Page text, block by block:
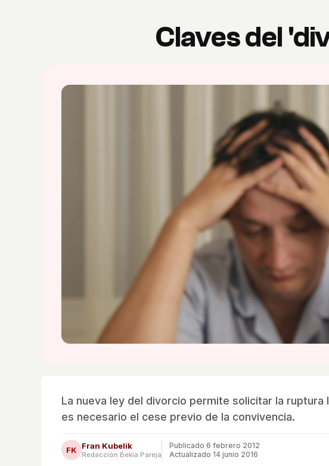
Claves del
La nueva ley del divorcio permite solicitar la
es necesario el cese previo de la convivencia.
FK Fran Kubelik
Redacción Bekia Pareja
Publicado 6 febrero 2012
Actualizado 14 junio 2016